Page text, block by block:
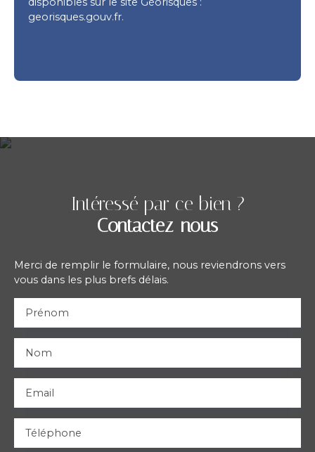
georisques.gouv.fr.
Intéressé par ce bien ?
Contactez-nous
Merci de remplir le formulaire, nous reviendrons vers
vous dans les plus brefs délais.
Prénom
Nom
Email
Téléphone